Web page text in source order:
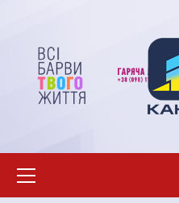
вмісту
меню